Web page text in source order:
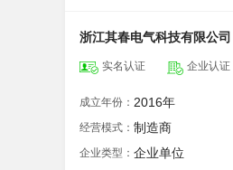
浙江其春电气科技有限公司
实名认证 企业认证
成立年份： 2016年
经营模式： 制造商
企业类型： 企业单位